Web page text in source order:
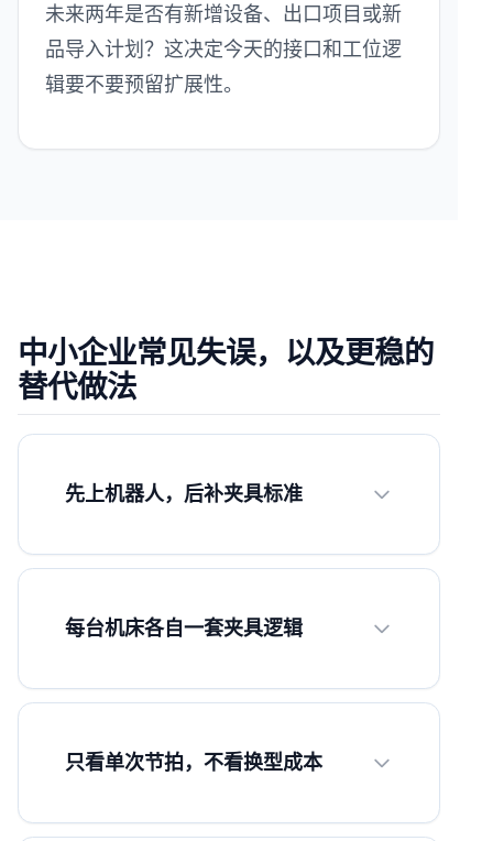
未来两年是否有新增设备、出口项目或新
品导入计划？这决定今天的接口和工位逻
辑要不要预留扩展性。
中小企业常见失误，以及更稳的
替代做法
先上机器人，后补夹具标准
每台机床各自一套夹具逻辑
只看单次节拍，不看换型成本